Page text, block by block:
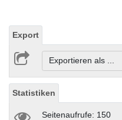
Export
Exportieren als ...
Statistiken
Seitenaufrufe: 150